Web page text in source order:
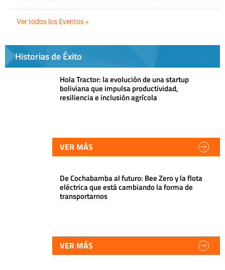
Ver todos los Eventos »
Historias de Éxito
Hola Tractor: la evolución de una startup
boliviana que impulsa productividad,
resiliencia e inclusión agrícola
VER MÁS
De Cochabamba al futuro: Bee Zero y la flota
eléctrica que está cambiando la forma de
transportarnos
VER MÁS